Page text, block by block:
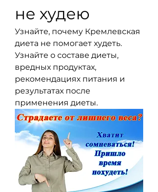
не худею
Узнайте, почему Кремлевская
диета не помогает худеть.
Узнайте о составе диеты,
вредных продуктах,
рекомендациях питания и
результатах после
применения диеты.